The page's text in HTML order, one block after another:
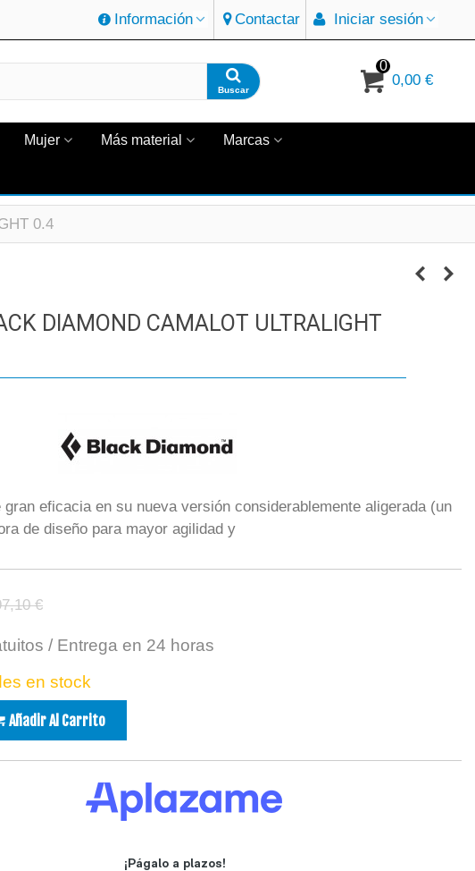
Información Contactar Iniciar sesión
Buscar
0
0,00 €
Mujer Más material Marcas
0.4
DIAMOND CAMALOT ULTRALIGHT
eficacia en su nueva versión considerablemente aligerada (un
de diseño para mayor agilidad y
€
/ Entrega en 24 horas
en stock
Añadir Al Carrito